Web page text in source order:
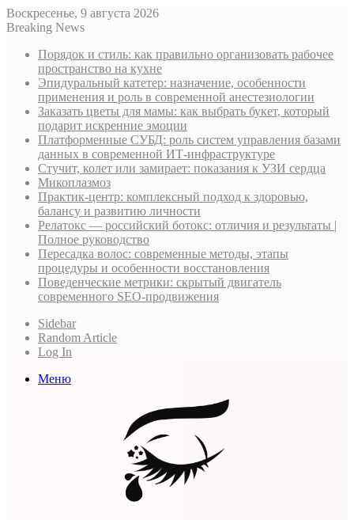
Воскресенье, 9 августа 2026
Breaking News
Порядок и стиль: как правильно организовать рабочее
пространство на кухне
Эпидуральный катетер: назначение, особенности
применения и роль в современной анестезиологии
Заказать цветы для мамы: как выбрать букет, который
подарит искренние эмоции
Платформенные СУБД: роль систем управления базами
данных в современной ИТ-инфраструктуре
Стучит, колет или замирает: показания к УЗИ сердца
Микоплазмоз
Практик-центр: комплексный подход к здоровью,
балансу и развитию личности
Релатокс — российский ботокс: отличия и результаты |
Полное руководство
Пересадка волос: современные методы, этапы
процедуры и особенности восстановления
Поведенческие метрики: скрытый двигатель
современного SEO-продвижения
Sidebar
Random Article
Log In
Меню